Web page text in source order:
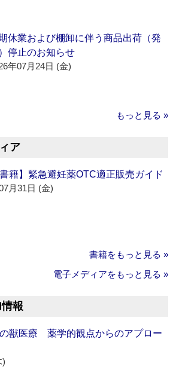
休業および棚卸に伴う商品出荷（発
停止のお知らせ
年07月24日 (金)
もっと見る »
ア
書籍】緊急避妊薬OTC適正販売ガイド
月31日 (金)
書籍をもっと見る »
電子メディアをもっと見る »
報
の獣医療 薬学的観点からのアプロー
)